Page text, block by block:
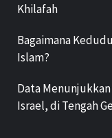
Khilafah
Bagaimana
Islam?
Data
Israel, di Tengah